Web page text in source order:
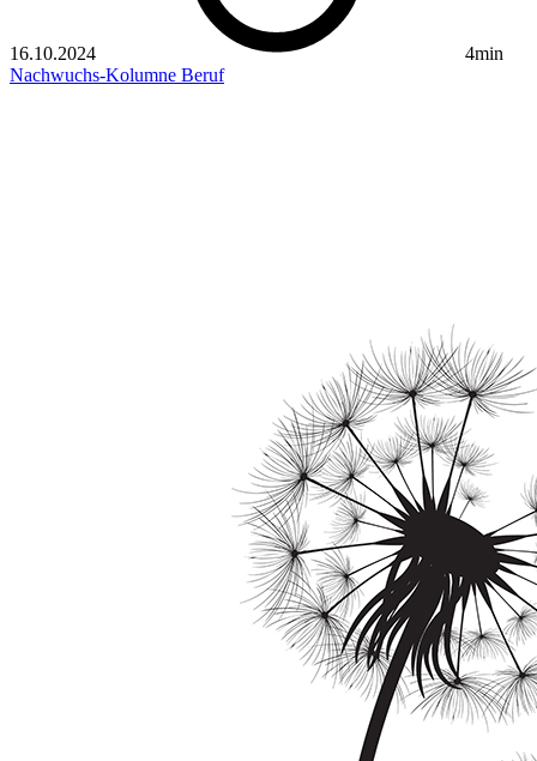
16.10.2024
4min
Nachwuchs-Kolumne Beruf